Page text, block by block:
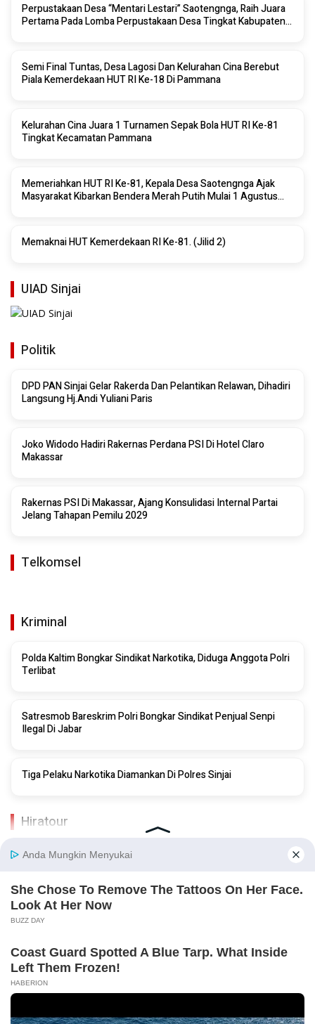
Perpustakaan Desa “Mentari Lestari” Saotengnga, Raih Juara
Pertama Pada Lomba Perpustakaan Desa Tingkat Kabupaten
Semi Final Tuntas, Desa Lagosi Dan Kelurahan Cina Berebut
Piala Kemerdekaan HUT RI Ke-18 Di Pammana
Kelurahan Cina Juara 1 Turnamen Sepak Bola HUT RI Ke-81
Tingkat Kecamatan Pammana
Memeriahkan HUT RI Ke-81, Kepala Desa Saotengnga Ajak
Masyarakat Kibarkan Bendera Merah Putih Mulai 1 Agustus
Memaknai HUT Kemerdekaan RI Ke-81. (Jilid 2)
UIAD Sinjai
Politik
DPD PAN Sinjai Gelar Rakerda Dan Pelantikan Relawan, Dihadiri
Langsung Hj.Andi Yuliani Paris
Joko Widodo Hadiri Rakernas Perdana PSI Di Hotel Claro
Makassar
Rakernas PSI Di Makassar, Ajang Konsulidasi Internal Partai
Jelang Tahapan Pemilu 2029
Telkomsel
Kriminal
Polda Kaltim Bongkar Sindikat Narkotika, Diduga Anggota Polri
Terlibat
Satresmob Bareskrim Polri Bongkar Sindikat Penjual Senpi
Ilegal Di Jabar
Tiga Pelaku Narkotika Diamankan Di Polres Sinjai
Hiratour
Tentang Kami Kontak Kami
Struktur
Pedoman Media Siber
Panduan Kebijakan
© COPYRIGHT 2026 PEMBELANEWS.COM